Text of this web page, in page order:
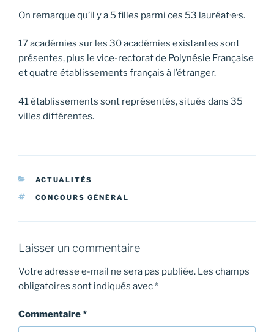
On remarque qu’il y a 5 filles parmi ces 53 lauréat·e·s.
17 académies sur les 30 académies existantes sont
présentes, plus le vice-rectorat de Polynésie Française
et quatre établissements français à l’étranger.
41 établissements sont représentés, situés dans 35
villes différentes.
CATÉGORIES
ACTUALITÉS
ÉTIQUETTES
CONCOURS GÉNÉRAL
Laisser un commentaire
Votre adresse e-mail ne sera pas publiée. Les champs
obligatoires sont indiqués avec*
Commentaire*